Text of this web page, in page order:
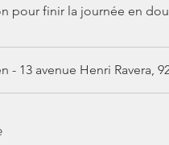
pour finir la journée en
- 13 avenue Henri Ravera,